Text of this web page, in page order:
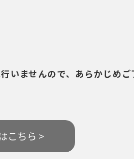
いませんので、あらかじめご
こちら >